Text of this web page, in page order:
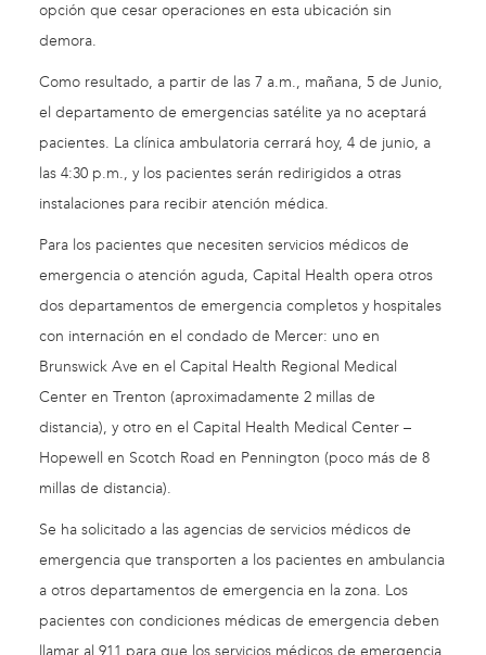
opción que cesar operaciones en esta ubicación sin
demora.
Como resultado, a partir de las 7 a.m., mañana, 5 de Junio,
el departamento de emergencias satélite ya no aceptará
pacientes. La clínica ambulatoria cerrará hoy, 4 de junio, a
las 4:30 p.m., y los pacientes serán redirigidos a otras
instalaciones para recibir atención médica.
Para los pacientes que necesiten servicios médicos de
emergencia o atención aguda, Capital Health opera otros
dos departamentos de emergencia completos y hospitales
con internación en el condado de Mercer: uno en
Brunswick Ave en el Capital Health Regional Medical
Center en Trenton (aproximadamente 2 millas de
distancia), y otro en el Capital Health Medical Center –
Hopewell en Scotch Road en Pennington (poco más de 8
millas de distancia).
Se ha solicitado a las agencias de servicios médicos de
emergencia que transporten a los pacientes en ambulancia
a otros departamentos de emergencia en la zona. Los
pacientes con condiciones médicas de emergencia deben